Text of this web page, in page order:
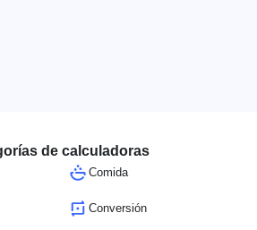
de calculadoras
Comida
Conversión